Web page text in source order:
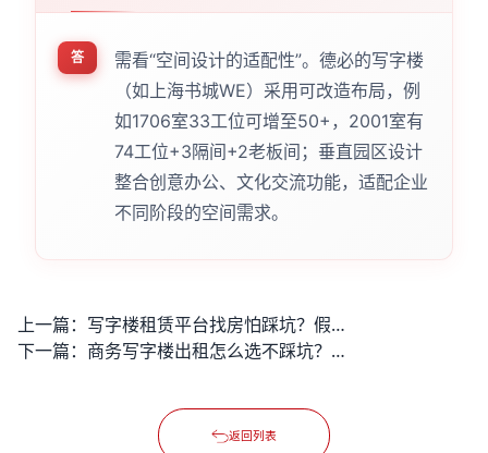
答
需看“空间设计的适配性”。德必的写字楼
（如上海书城WE）采用可改造布局，例
如1706室33工位可增至50+，2001室有
74工位+3隔间+2老板间；垂直园区设计
整合创意办公、文化交流功能，适配企业
不同阶段的空间需求。
上一篇：
写字楼租赁平台找房怕踩坑？假房源与隐形费是用户关心的潜在问题？
下一篇：
商务写字楼出租怎么选不踩坑？配套全的楼盘能满足客户接待吗？
返回列表